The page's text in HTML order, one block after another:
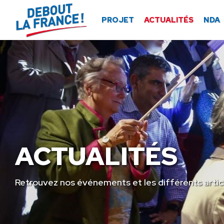
PROJET ACTUALITÉS NDA
ACTUALITÉS
Retrouvez nos événements et les différents
Panneau de gestion des cookies